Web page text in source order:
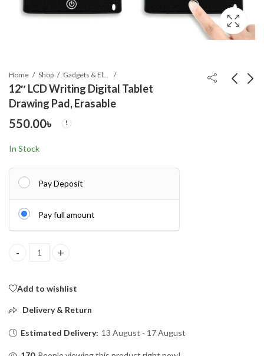
Home Shop Gadgets & Electronics
12″ LCD Writing Digital Tablet
Drawing Pad, Erasable
550.00৳
In Stock
Pay Deposit
Pay full amount
12" LCD Writing Digital Tablet Drawing Pad, Erasable quantity
Add to wishlist
Delivery & Return
Estimated Delivery: 13 August - 17 August